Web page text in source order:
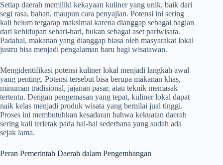
Setiap daerah memiliki kekayaan kuliner yang unik, baik dari
segi rasa, bahan, maupun cara penyajian. Potensi ini sering
kali belum tergarap maksimal karena dianggap sebagai bagian
dari kehidupan sehari-hari, bukan sebagai aset pariwisata.
Padahal, makanan yang dianggap biasa oleh masyarakat lokal
justru bisa menjadi pengalaman baru bagi wisatawan.
Mengidentifikasi potensi kuliner lokal menjadi langkah awal
yang penting. Potensi tersebut bisa berupa makanan khas,
minuman tradisional, jajanan pasar, atau teknik memasak
tertentu. Dengan pengemasan yang tepat, kuliner lokal dapat
naik kelas menjadi produk wisata yang bernilai jual tinggi.
Proses ini membutuhkan kesadaran bahwa kekuatan daerah
sering kali terletak pada hal-hal sederhana yang sudah ada
sejak lama.
Peran Pemerintah Daerah dalam Pengembangan